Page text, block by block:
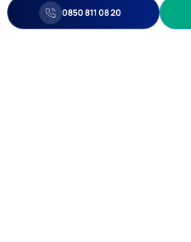
0850 811 08 20
0850 811 08 20